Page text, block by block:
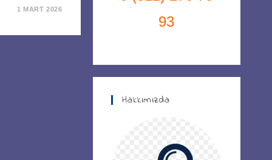
1 MART 2026
93
Hakkımızda